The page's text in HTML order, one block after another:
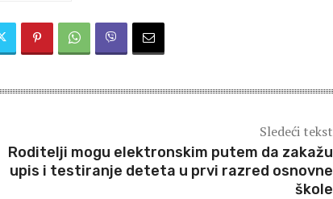
Sledeći tekst
Roditelji mogu elektronskim putem da zakažu
upis i testiranje deteta u prvi razred osnovne
škole